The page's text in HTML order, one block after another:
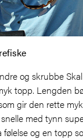
og skrubbe
topp. Lengden
gir den rette
med tynn
og en topp